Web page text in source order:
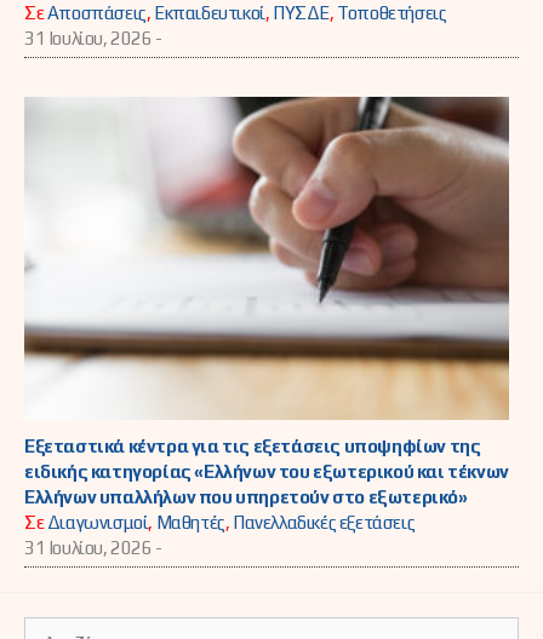
ΣεΑποσπάσεις, Εκπαιδευτικοί, ΠΥΣΔΕ, Τοποθετήσεις
31 Ιουλίου, 2026 -
Εξεταστικά κέντρα για τις εξετάσεις υποψηφίων της
ειδικής κατηγορίας «Ελλήνων του εξωτερικού και τέκνων
Ελλήνων υπαλλήλων που υπηρετούν στο εξωτερικό»
ΣεΔιαγωνισμοί, Μαθητές, Πανελλαδικές εξετάσεις
31 Ιουλίου, 2026 -